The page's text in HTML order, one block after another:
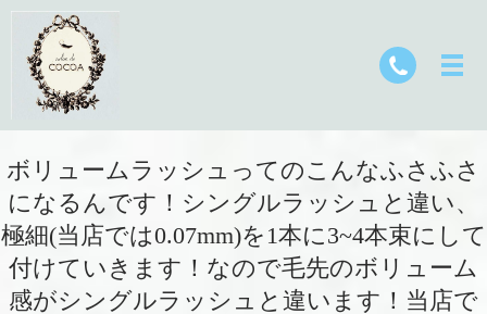
ボリュームラッシュってのこんなふさふさ
になるんです！シングルラッシュと違い、
極細(当店では0.07mm)を1本に3~4本束にして
付けていきます！なので毛先のボリューム
感がシングルラッシュと違います！当店で